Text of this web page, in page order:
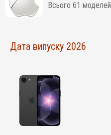
Всього 61 моделей
Дата випуску 2026